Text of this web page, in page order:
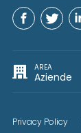
AREA
Aziende
Privacy Policy